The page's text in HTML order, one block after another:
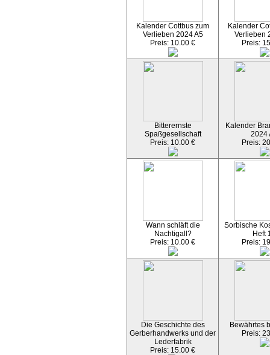
Kalender Cottbus zum
Verlieben 2024 A5
Preis: 10.00 €
Kalender
Verlieben
Preis:
Bitterernste
Spaßgesellschaft
Preis: 10.00 €
Kalender
2024
Preis:
Wann schläft die
Nachtigall?
Preis: 10.00 €
Sorbische
Heft
Preis:
Die Geschichte des
Gerberhandwerks und der
Lederfabrik
Preis: 15.00 €
Bewährtes
Preis: